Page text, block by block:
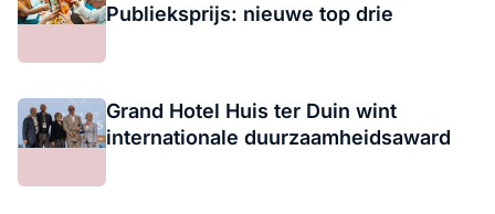
Publieksprijs: nieuwe top drie
Grand Hotel Huis ter Duin wint
internationale duurzaamheidsaward